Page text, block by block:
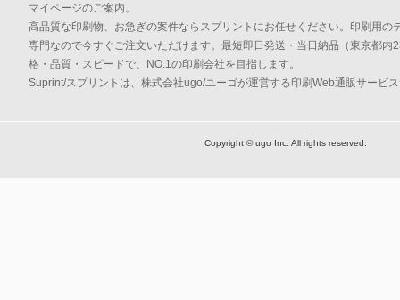
マイページのご案内。
高品質な印刷物、お急ぎの案件ならスプリントにお任せください。印刷用の
専門なので今すぐご注文いただけます。最短即日発送・当日納品（東京都内
格・品質・スピードで、NO.1の印刷会社を目指します。
Suprint/スプリントは、株式会社ugo/ユーゴが運営する印刷Web通販サービ
Copyright © ugo Inc. All rights reserved.